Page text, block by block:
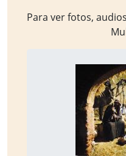
Para ver fotos,